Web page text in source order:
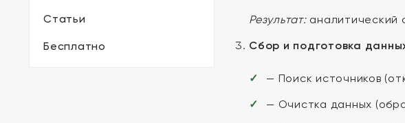
Статьи
Бесплатно
Результат:аналитический
Сбор и подготовка
— Поиск источников
— Очистка данных